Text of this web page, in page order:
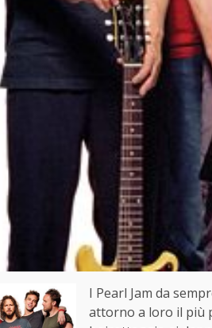
I Pearl Jam da
attorno a loro il più